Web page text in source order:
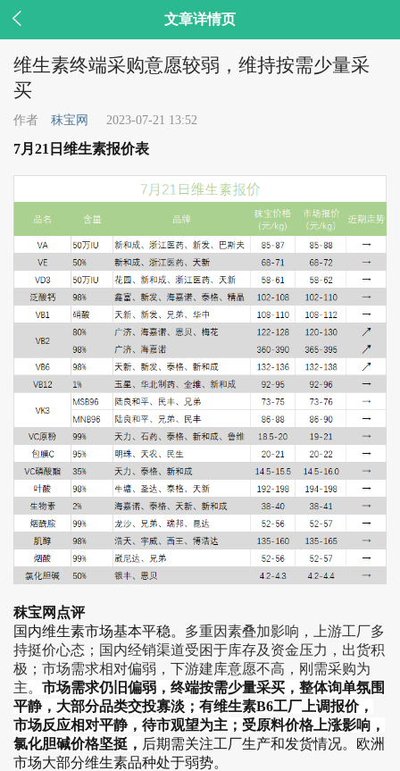
 文章详情页
维生素终端采购意愿较弱，维持按需少量采
买
作者 秣宝网 2023-07-21 13:52
7月21日维生素报价表
秣宝网点评
国内维生素市场基本平稳。 多重因素叠加影响，上游工厂多
持挺价心态；国内经销渠道受困于库存及资金压力，出货积
极；市场需求相对偏弱，下游建库意愿不高，刚需采购为
主。 市场需求仍旧偏弱，终端按需少量采买，整体询单氛围
平静，大部分品类交投寡淡；有维生素B6工厂上调报价，
市场反应相对平静，待市观望为主；受原料价格上涨影响，
氯化胆碱价格坚挺， 后期需关注工厂生产和发货情况。欧洲
市场大部分维生素品种处于弱势。